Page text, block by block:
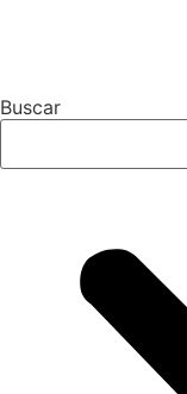
Buscar